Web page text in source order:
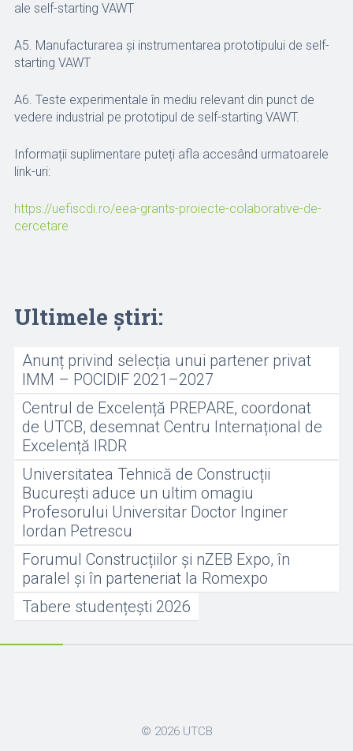
ale self-starting VAWT
A5. Manufacturarea și instrumentarea prototipului de self-
starting VAWT
A6. Teste experimentale în mediu relevant din punct de
vedere industrial pe prototipul de self-starting VAWT.
Informații suplimentare puteți afla accesând urmatoarele
link-uri:
https://uefiscdi.ro/eea-grants-proiecte-colaborative-de-
cercetare
Ultimele știri:
Anunț privind selecția unui partener privat
IMM – POCIDIF 2021–2027
Centrul de Excelență PREPARE, coordonat
de UTCB, desemnat Centru Internațional de
Excelență IRDR
Universitatea Tehnică de Construcții
București aduce un ultim omagiu
Profesorului Universitar Doctor Inginer
Iordan Petrescu
Forumul Construcțiilor și nZEB Expo, în
paralel și în parteneriat la Romexpo
Tabere studențești 2026
© 2026 UTCB